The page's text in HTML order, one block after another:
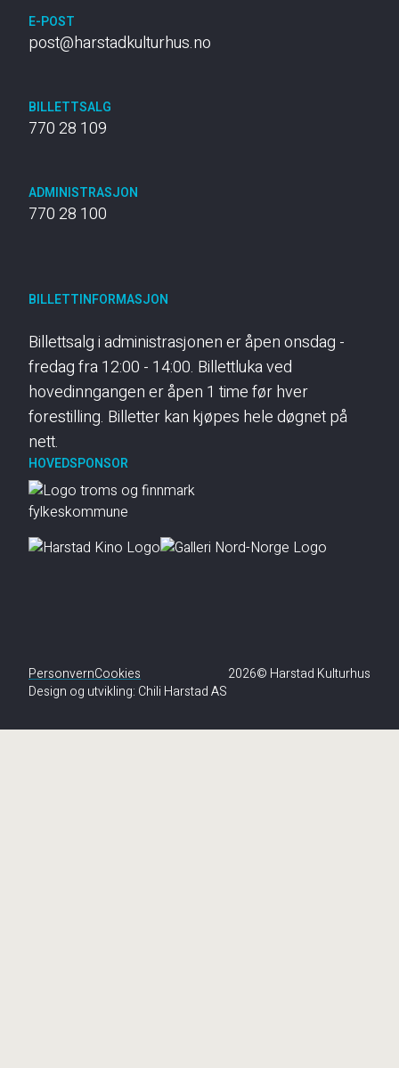
E-POST
post@harstadkulturhus.no
BILLETTSALG
770 28 109
ADMINISTRASJON
770 28 100
BILLETTINFORMASJON
Billettsalg i administrasjonen er åpen onsdag -
fredag fra 12:00 - 14:00. Billettluka ved
hovedinngangen er åpen 1 time før hver
forestilling. Billetter kan kjøpes hele døgnet på
nett.
HOVEDSPONSOR
PersonvernCookies
2026© Harstad Kulturhus
Design og utvikling: Chili Harstad AS